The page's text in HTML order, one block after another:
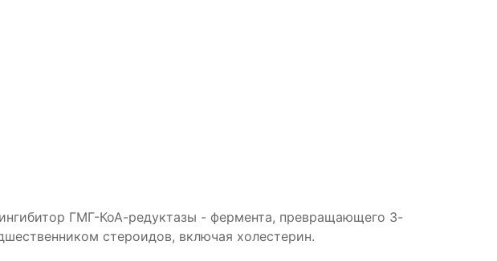
ГМГ-КоА-редуктазы - фермента, превращающего 3-
стероидов, включая холестерин.